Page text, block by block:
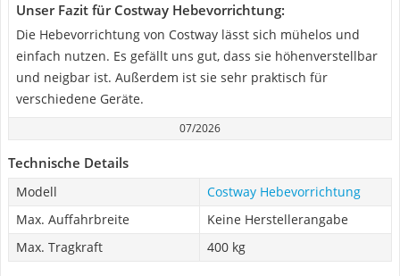
Unser Fazit für Costway Hebevorrichtung:
Die Hebevorrichtung von Costway lässt sich mühelos und
einfach nutzen. Es gefällt uns gut, dass sie höhenverstellbar
und neigbar ist. Außerdem ist sie sehr praktisch für
verschiedene Geräte.
07/2026
Technische Details
Modell
Costway Hebevorrichtung
Max. Auffahrbreite
Keine Herstellerangabe
Max. Tragkraft
400 kg